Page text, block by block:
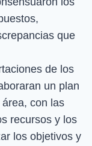
que
de los
un plan
con las
recursos y los
los objetivos y